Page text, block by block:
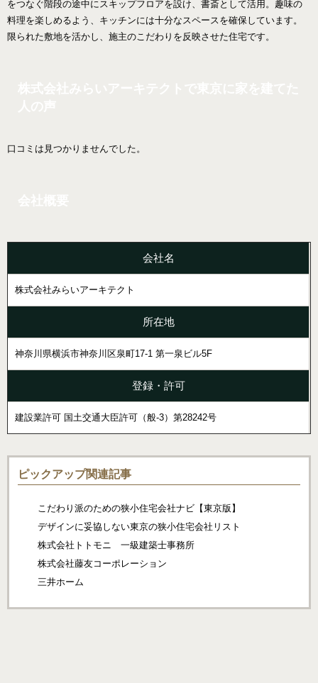
をつなぐ階段の途中にスキップフロアを設け、書斎として活用。趣味の
料理を楽しめるよう、キッチンには十分なスペースを確保しています。
限られた敷地を活かし、施主のこだわりを反映させた住宅です。
口コミは見つかりませんでした。
会社名
株式会社みらいアーキテクト
所在地
神奈川県横浜市神奈川区泉町17-1 第一泉ビル5F
登録・許可
建設業許可 国土交通大臣許可（般-3）第28242号
ピックアップ関連記事
こだわり派のための狭小住宅会社ナビ【東京版】
デザインに妥協しない東京の狭小住宅会社リスト
株式会社トトモニ 一級建築士事務所
株式会社藤友コーポレーション
三井ホーム